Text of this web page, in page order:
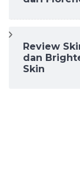
Review
dan
Skin